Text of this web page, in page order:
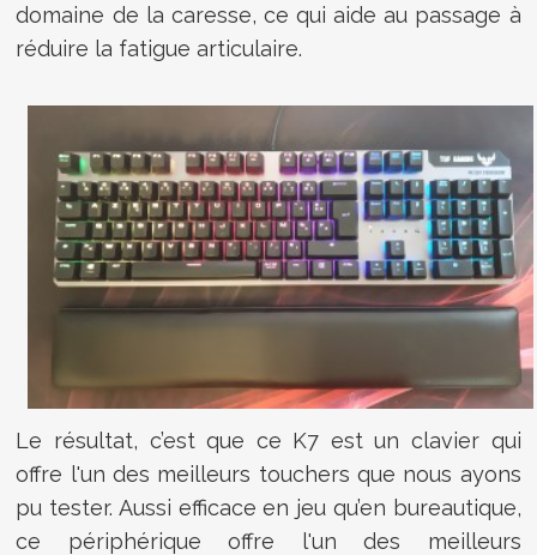
domaine de la caresse, ce qui aide au passage à
réduire la fatigue articulaire.
Le résultat, c’est que ce K7 est un clavier qui
offre l'un des meilleurs touchers que nous ayons
pu tester. Aussi efficace en jeu qu’en bureautique,
ce périphérique offre l'un des meilleurs